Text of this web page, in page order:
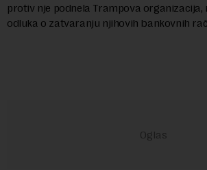
protiv nje podnela Trampova organizacija,
odluka o zatvaranju njihovih bankovnih